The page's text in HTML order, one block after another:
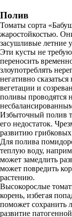
Полив
Томаты сорта
жаростойкостью.
засушливые летние
Эти кусты не
переносить
злоупотреблять
негативно
вегетации и
поливы проводятся
Избыточный полив
его недостаток.
развитию
Для полива
теплую воду,
может замедлить
может повредить
растению.
Высокорослые
корень, избегая
поможет сохранить
развитие